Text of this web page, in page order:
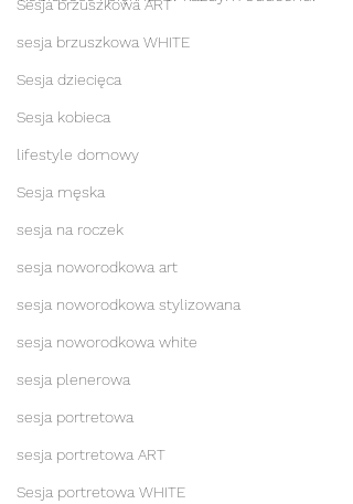
Sesja brzuszkowa ART
sesja brzuszkowa WHITE
Sesja dziecięca
Sesja kobieca
lifestyle domowy
Sesja męska
sesja na roczek
sesja noworodkowa art
sesja noworodkowa stylizowana
sesja noworodkowa white
sesja plenerowa
sesja portretowa
sesja portretowa ART
Sesja portretowa WHITE